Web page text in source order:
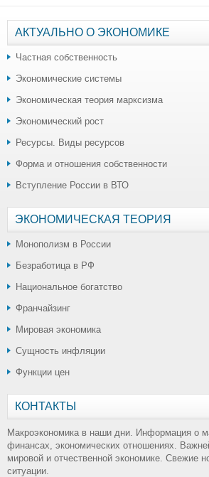
АКТУАЛЬНО О ЭКОНОМИКЕ
Частная собственность
Экономические системы
Экономическая теория марксизма
Экономический рост
Ресурсы. Виды ресурсов
Форма и отношения собственности
Вступление России в ВТО
ЭКОНОМИЧЕСКАЯ ТЕОРИЯ
Монополизм в России
Безработица в РФ
Национальное богатство
Франчайзинг
Мировая экономика
Сущность инфляции
Функции цен
КОНТАКТЫ
Макроэкономика в наши дни. Информация о
финансах, экономических отношениях.
мировой и отчественной экономике. Свежие
ситуации.